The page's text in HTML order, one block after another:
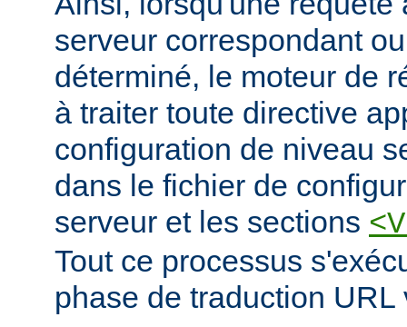
serveur correspondant
déterminé, le moteur de
à traiter toute directive
configuration de niveau
dans le fichier de
serveur et les sections
Tout ce processus
phase de traduction